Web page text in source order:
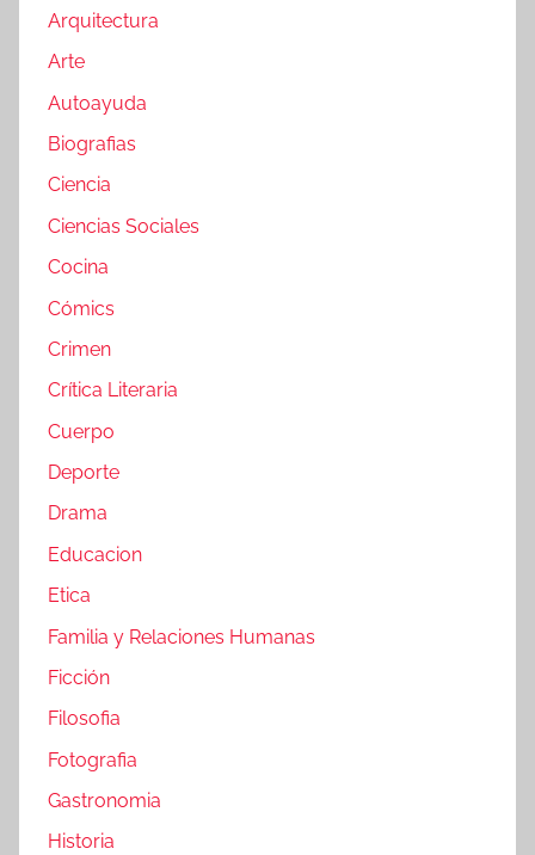
Arquitectura
Arte
Autoayuda
Biografias
Ciencia
Ciencias Sociales
Cocina
Cómics
Crimen
Crítica Literaria
Cuerpo
Deporte
Drama
Educacion
Etica
Familia y Relaciones Humanas
Ficción
Filosofia
Fotografia
Gastronomia
Historia